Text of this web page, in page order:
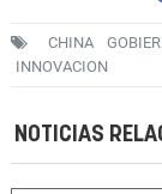
CHINA
INNOVACION
NOTICIAS